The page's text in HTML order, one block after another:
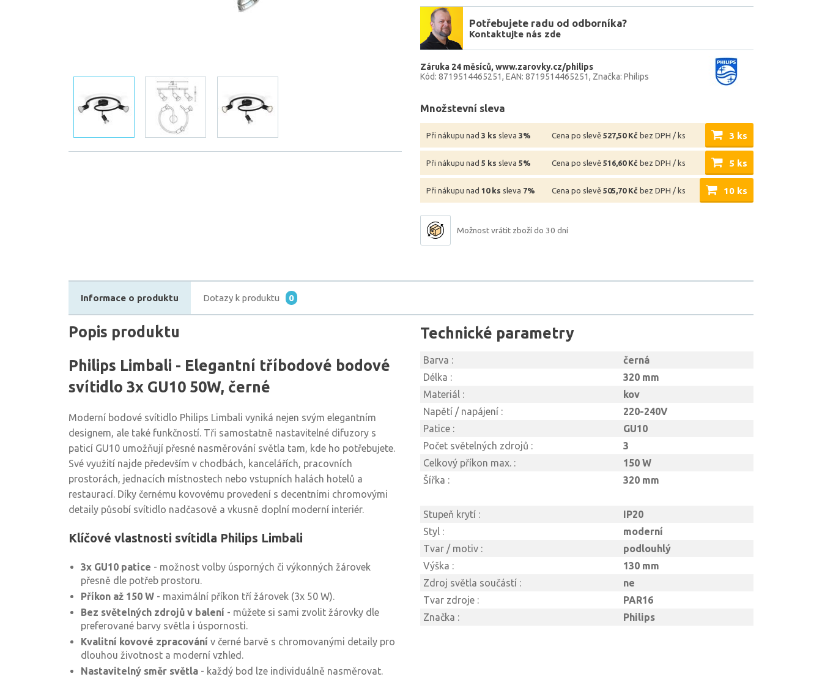
Potřebujete radu od odborníka?
Kontaktujte nás zde
Záruka 24 měsíců www.zarovky.cz/philips
Kód: 8719514465251 EAN: 8719514465251 Značka: Philips
Množstevní sleva
Při nákupu nad 3 ks sleva 3% Cena po slevě 527,50 Kč bez DPH / ks 3 ks
Při nákupu nad 5 ks sleva 5% Cena po slevě 516,60 Kč bez DPH / ks 5 ks
Při nákupu nad 10 ks sleva 7% Cena po slevě 505,70 Kč bez DPH / ks 10 ks
Možnost vrátit zboží do 30 dní
Informace o produktu Dotazy k produktu 0
Popis produktu
Philips Limbali - Elegantní tříbodové bodové
svítidlo 3x GU10 50W, černé
Moderní bodové svítidlo Philips Limbali vyniká nejen svým elegantním
designem, ale také funkčností. Tři samostatně nastavitelné difuzory s
paticí GU10 umožňují přesné nasměrování světla tam, kde ho potřebujete.
Své využití najde především v chodbách, kancelářích, pracovních
prostorách, jednacích místnostech nebo vstupních halách hotelů a
restaurací. Díky černému kovovému provedení s decentními chromovými
detaily působí svítidlo nadčasově a vkusně doplní moderní interiér.
Klíčové vlastnosti svítidla Philips Limbali
3x GU10 patice - možnost volby úsporných či výkonných žárovek
přesně dle potřeb prostoru.
Příkon až 150 W - maximální příkon tří žárovek (3x 50 W).
Bez světelných zdrojů v balení - můžete si sami zvolit žárovky dle
preferované barvy světla i úspornosti.
Kvalitní kovové zpracování v černé barvě s chromovanými detaily pro
dlouhou životnost a moderní vzhled.
Nastavitelný směr světla - každý bod lze individuálně nasměrovat.
Technické parametry
Barva :
černá
Délka :
320 mm
Materiál :
kov
Napětí / napájení :
220-240V
Patice :
GU10
Počet světelných zdrojů :
3
Celkový příkon max. :
150 W
Šířka :
320 mm
Stupeň krytí :
IP20
Styl :
moderní
Tvar / motiv :
podlouhlý
Výška :
130 mm
Zdroj světla součástí :
ne
Tvar zdroje :
PAR16
Značka :
Philips